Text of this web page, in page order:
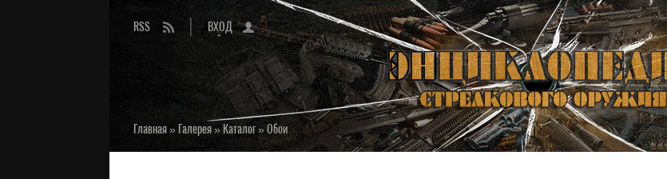
RSS ВХОД
Главная» Галерея»Каталог»Обои